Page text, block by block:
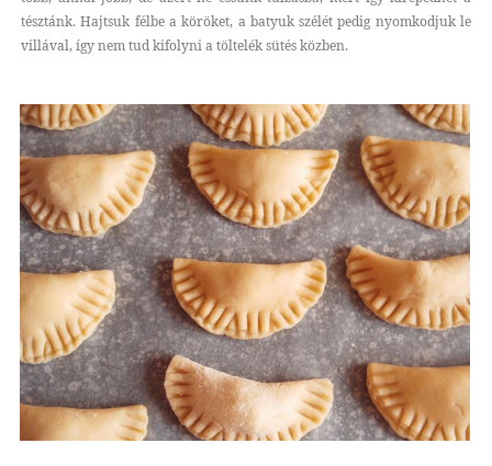
tésztánk. Hajtsuk félbe a köröket, a batyuk szélét pedig nyomkodjuk le
villával, így nem tud kifolyni a töltelék sütés közben.